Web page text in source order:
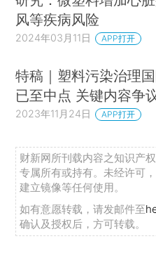
风等疾病风险
2024年03月11日 APP打开
特稿｜塑料污染治理
已至中点 关键内容争
2023年11月24日 APP打开
财新网所刊载内容之知识产
专属所有或持有。未经许可
建立镜像等任何使用。
如有意愿转载，请发邮件至
确认及授权后，方可转载。